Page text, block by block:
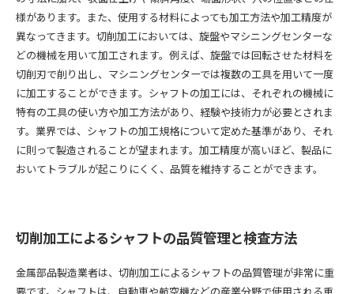
様があります。また、使用する材料によっても加工方法や加工精度が
異なってきます。切削加工においては、旋盤やマシニングセンターな
どの機械を用いて加工されます。例えば、旋盤では回転させた材料を
切削刃で削り出し、マシニングセンターでは複数の工具を用いて一度
に加工することができます。シャフトの加工には、それぞれの機械に
特有の工具の使い方や加工方法があり、経験や技術力が必要とされま
す。業界では、シャフトの加工規格について定めた基準があり、それ
に則って製造されることが望まれます。加工精度が高いほど、製品に
おいてトラブルが起こりにくく、品質を維持することができます。
切削加工によるシャフトの品質管理と検査方法
金属部品製造業者は、切削加工によるシャフトの品質管理が非常に重